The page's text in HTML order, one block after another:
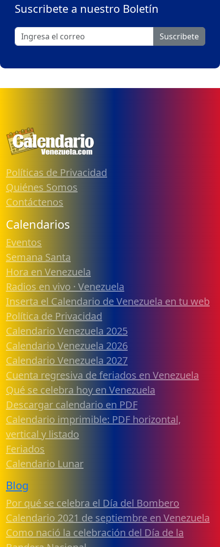
Suscribete a nuestro Boletín
Suscribete
Políticas de Privacidad
Quiénes Somos
Contáctenos
Calendarios
Eventos
Semana Santa
Hora en Venezuela
Radios en vivo · Venezuela
Inserta el Calendario de Venezuela en tu web
Política de Privacidad
Calendario Venezuela 2025
Calendario Venezuela 2026
Calendario Venezuela 2027
Cuenta regresiva de feriados en Venezuela
Qué se celebra hoy en Venezuela
Descargar calendario en PDF
Calendario imprimible: PDF horizontal,
vertical y listado
Feriados
Calendario Lunar
Blog
Por qué se celebra el Día del Bombero
Calendario 2021 de septiembre en Venezuela
Como nació la celebración del Día de la